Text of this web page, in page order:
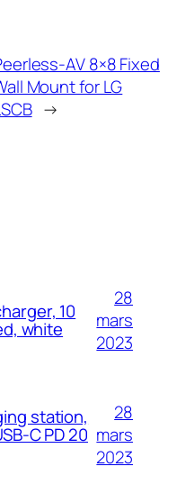
AV 8×8 Fixed
Mount for LG
→
10
white
28
mars
2023
station,
C PD 20
28
mars
2023